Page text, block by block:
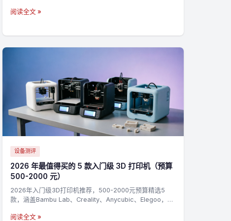
阅读全文 »
设备测评
2026 年最值得买的 5 款入门级 3D 打印机（预算
500-2000 元）
2026年入门级3D打印机推荐，500-2000元预算精选5
款，涵盖Bambu Lab、Creality、Anycubic、Elegoo，新
阅读全文 »